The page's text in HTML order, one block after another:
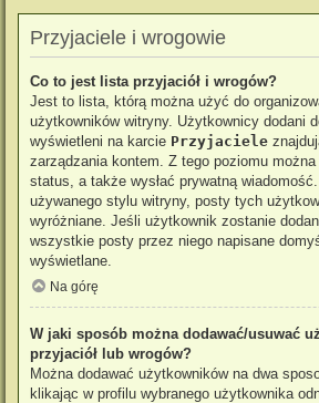
Przyjaciele i wrogowie
Co to jest lista przyjaciół i wrogów?
Jest to lista, którą można użyć do
użytkowników witryny. Użytkownicy dodani
wyświetleni na karcie Przyjaciele
zarządzania kontem. Z tego poziomu
status, a także wysłać prywatną
używanego stylu witryny, posty tych
wyróżniane. Jeśli użytkownik zostanie
wszystkie posty przez niego napisane
wyświetlane.
Na górę
W jaki sposób można dodawać/usuwać
przyjaciół lub wrogów?
Można dodawać użytkowników na dwa
klikając w profilu wybranego użytkownika